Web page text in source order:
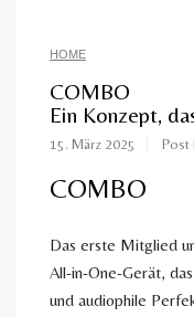
HOME
COMBO
Ein Konzept,
15. März 2025 Post
COMBO
Das erste Mitglied
All-in-One-Gerät,
und audiophile